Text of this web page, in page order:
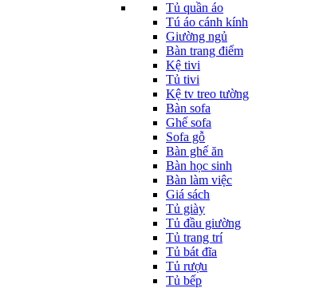
Tủ quần áo
Tú áo cánh kính
Giường ngủ
Bàn trang điểm
Kệ tivi
Tủ tivi
Kệ tv treo tường
Bàn sofa
Ghế sofa
Sofa gỗ
Bàn ghế ăn
Bàn học sinh
Bàn làm việc
Giá sách
Tủ giày
Tủ đầu giường
Tủ trang trí
Tủ bát đĩa
Tủ rượu
Tủ bếp